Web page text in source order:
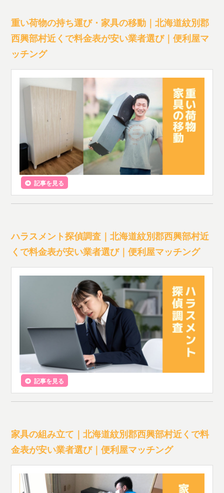
重い荷物の持ち運び・家具の移動｜北海道紋別郡
西興部村近くで料金表が安い業者選び｜便利屋マ
ッチング
記事を見る
ハラスメント探偵調査｜北海道紋別郡西興部村近
くで料金表が安い業者選び｜便利屋マッチング
記事を見る
家具の組み立て｜北海道紋別郡西興部村近くで料
金表が安い業者選び｜便利屋マッチング